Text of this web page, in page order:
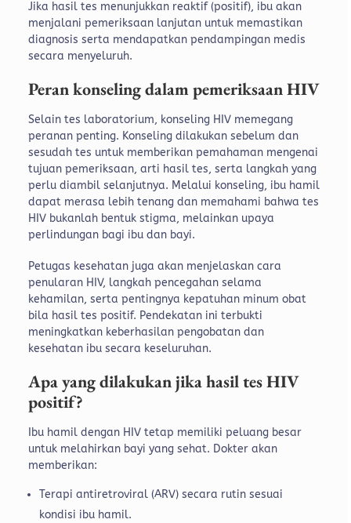
Jika hasil tes menunjukkan reaktif (positif), ibu akan
menjalani pemeriksaan lanjutan untuk memastikan
diagnosis serta mendapatkan pendampingan medis
secara menyeluruh.
Peran konseling dalam pemeriksaan HIV
Selain tes laboratorium, konseling HIV memegang
peranan penting. Konseling dilakukan sebelum dan
sesudah tes untuk memberikan pemahaman mengenai
tujuan pemeriksaan, arti hasil tes, serta langkah yang
perlu diambil selanjutnya. Melalui konseling, ibu hamil
dapat merasa lebih tenang dan memahami bahwa tes
HIV bukanlah bentuk stigma, melainkan upaya
perlindungan bagi ibu dan bayi.
Petugas kesehatan juga akan menjelaskan cara
penularan HIV, langkah pencegahan selama
kehamilan, serta pentingnya kepatuhan minum obat
bila hasil tes positif. Pendekatan ini terbukti
meningkatkan keberhasilan pengobatan dan
kesehatan ibu secara keseluruhan.
Apa yang dilakukan jika hasil tes HIV
positif?
Ibu hamil dengan HIV tetap memiliki peluang besar
untuk melahirkan bayi yang sehat. Dokter akan
memberikan:
Terapi antiretroviral (ARV) secara rutin sesuai
kondisi ibu hamil.